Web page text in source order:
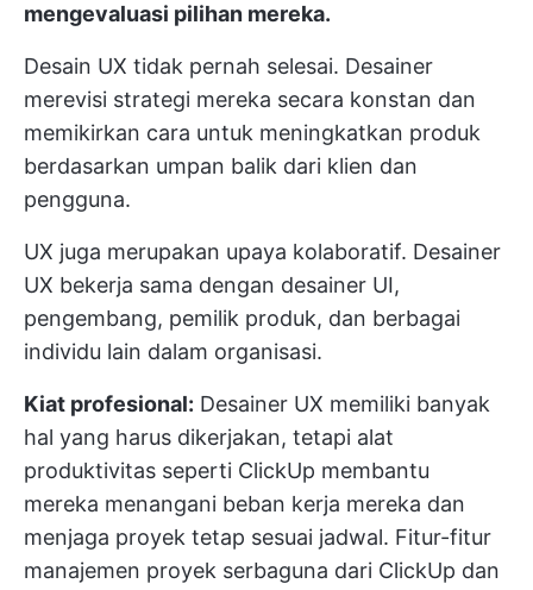
mengevaluasi pilihan mereka.
Desain UX tidak pernah selesai. Desainer
merevisi strategi mereka secara konstan dan
memikirkan cara untuk meningkatkan produk
berdasarkan umpan balik dari klien dan
pengguna.
UX juga merupakan upaya kolaboratif. Desainer
UX bekerja sama dengan desainer UI,
pengembang, pemilik produk, dan berbagai
individu lain dalam organisasi.
Kiat profesional: Desainer UX memiliki banyak
hal yang harus dikerjakan, tetapi alat
produktivitas seperti ClickUp membantu
mereka menangani beban kerja mereka dan
menjaga proyek tetap sesuai jadwal. Fitur-fitur
manajemen proyek serbaguna dari ClickUp dan